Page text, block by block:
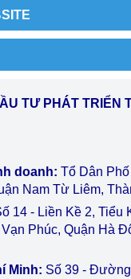
TƯ PHÁT TRIỂN
doanh: Tổ Dân
Nam Từ Liêm,
14 - Liền Kề 2, Tiểu
Phúc, Quận Hà
Minh: Số 39 -